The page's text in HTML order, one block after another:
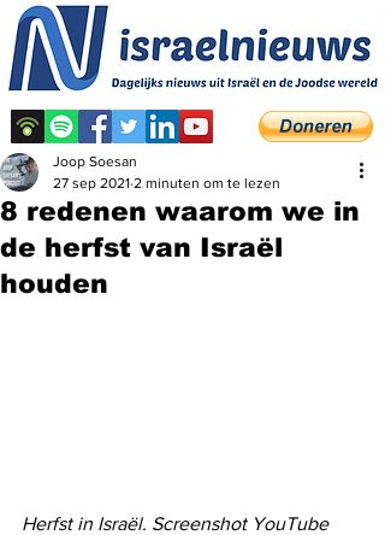
8 redenen waarom we in
de herfst van Israël
houden
Joop Soesan
27 sep 2021 2 minuten om te lezen
Herfst in Israël. Screenshot YouTube